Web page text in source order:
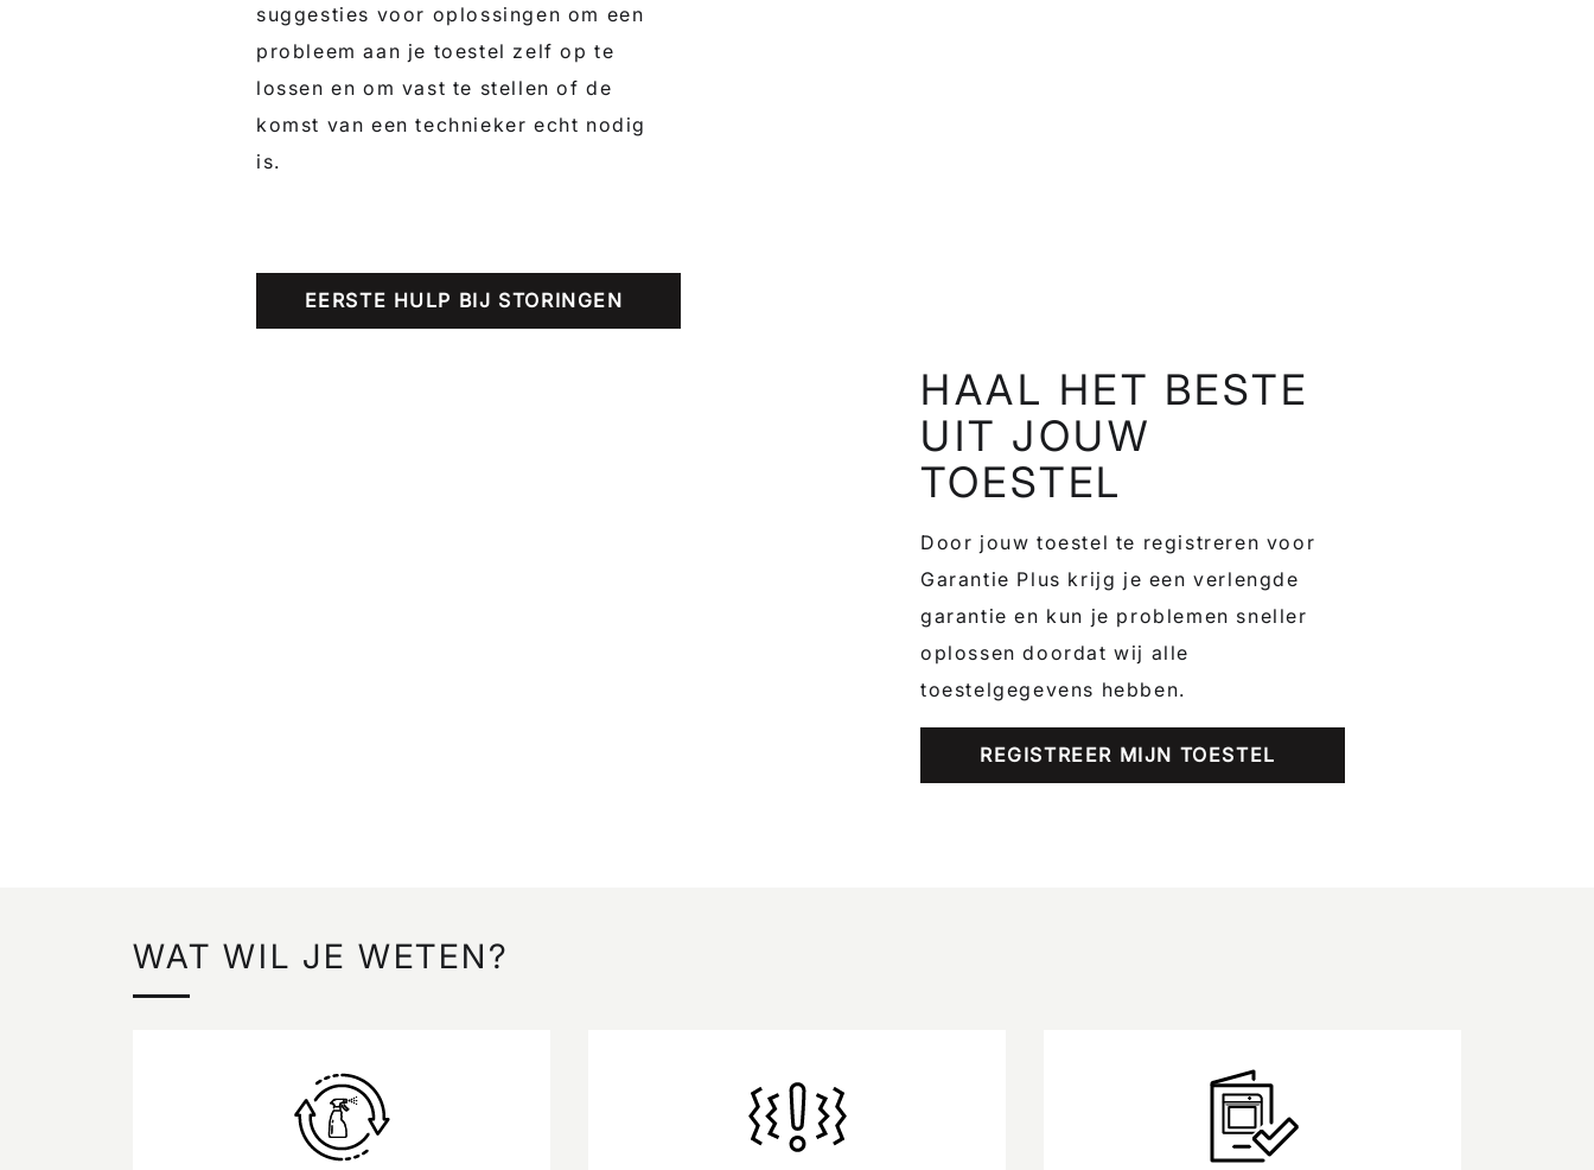
suggesties voor oplossingen om een
probleem aan je toestel zelf op te
lossen en om vast te stellen of de
komst van een technieker echt nodig
is.
EERSTE HULP BIJ STORINGEN
HAAL HET BESTE
UIT JOUW
TOESTEL
Door jouw toestel te registreren voor
Garantie Plus krijg je een verlengde
garantie en kun je problemen sneller
oplossen doordat wij alle
toestelgegevens hebben.
REGISTREER MIJN TOESTEL
WAT WIL JE WETEN?